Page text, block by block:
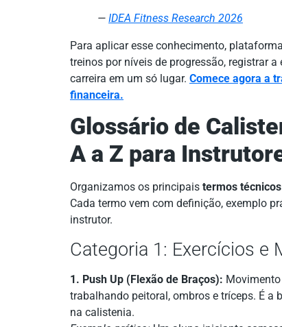
— IDEA Fitness Research 2026
Para aplicar esse conhecimento,
treinos por níveis de progressão, registrar
carreira em um só lugar. Comece agora a
financeira.
Glossário de
A a Z para
Organizamos os principais termos
Cada termo vem com definição, exemplo
instrutor.
Categoria 1: Exercícios e
1. Push Up (Flexão de Braços):
trabalhando peitoral, ombros e tríceps. É a
na calistenia.